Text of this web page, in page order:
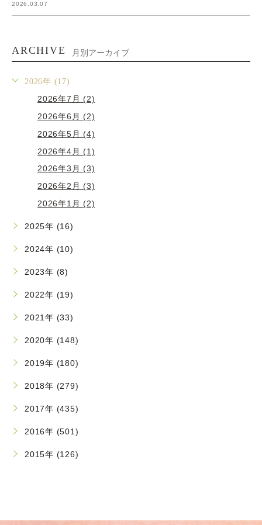
2026.03.07
ARCHIVE 月別アーカイブ
2026年 (17)
2026年7月 (2)
2026年6月 (2)
2026年5月 (4)
2026年4月 (1)
2026年3月 (3)
2026年2月 (3)
2026年1月 (2)
2025年 (16)
2024年 (10)
2023年 (8)
2022年 (19)
2021年 (33)
2020年 (148)
2019年 (180)
2018年 (279)
2017年 (435)
2016年 (501)
2015年 (126)